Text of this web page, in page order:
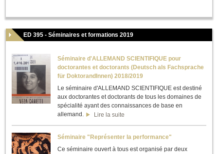
ED 395 - Séminaires et formations 2019
Séminaire d'ALLEMAND SCIENTIFIQUE pour
doctorantes et doctorants (Deutsch als Fachsprache
für DoktorandInnen) 2018/2019
Le séminaire d'ALLEMAND SCIENTIFIQUE est destiné
aux doctorantes et doctorants de tous les domaines de
spécialité ayant des connaissances de base en
allemand.
Lire la suite
Séminaire "Représenter la performance"
Ce séminaire ouvert à tous est organisé par deux